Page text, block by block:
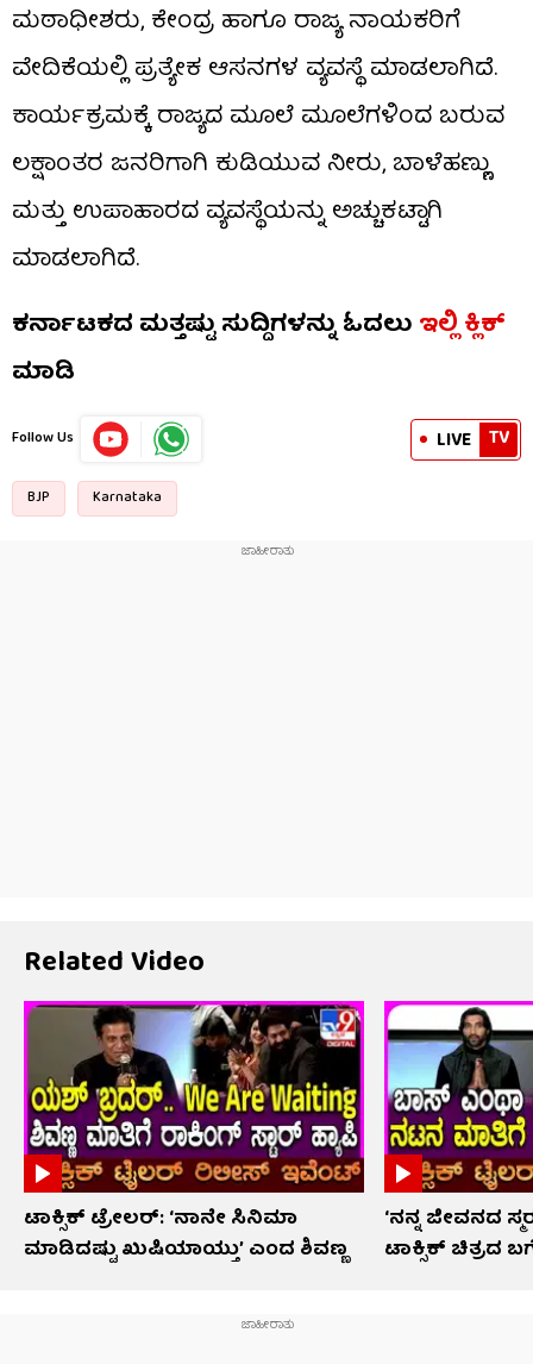
ಮಠಾಧೀಶರು, ಕೇಂದ್ರ ಹಾಗೂ ರಾಜ್ಯ ನಾಯಕರಿಗೆ
ವೇದಿಕೆಯಲ್ಲಿ ಪ್ರತ್ಯೇಕ ಆಸನಗಳ ವ್ಯವಸ್ಥೆ ಮಾಡಲಾಗಿದೆ.
ಕಾರ್ಯಕ್ರಮಕ್ಕೆ ರಾಜ್ಯದ ಮೂಲೆ ಮೂಲೆಗಳಿಂದ ಬರುವ
ಲಕ್ಷಾಂತರ ಜನರಿಗಾಗಿ ಕುಡಿಯುವ ನೀರು, ಬಾಳೆಹಣ್ಣು
ಮತ್ತು ಉಪಾಹಾರದ ವ್ಯವಸ್ಥೆಯನ್ನು ಅಚ್ಚುಕಟ್ಟಾಗಿ
ಮಾಡಲಾಗಿದೆ.
ಕರ್ನಾಟಕದ ಮತ್ತಷ್ಟು ಸುದ್ದಿಗಳನ್ನು ಓದಲು ಇಲ್ಲಿ ಕ್ಲಿಕ್
ಮಾಡಿ
Follow Us LIVE TV
BJP Karnataka
Related Video
ಟಾಕ್ಸಿಕ್ ಟ್ರೇಲರ್​: ‘ನಾನೇ ಸಿನಿಮಾ
ಮಾಡಿದಷ್ಟು ಖುಷಿಯಾಯ್ತು’ ಎಂದ ಶಿವಣ್ಣ
‘ನನ್ನ ಜೀವನದ
ಟಾಕ್ಸಿಕ್ ಚಿತ್ರದ